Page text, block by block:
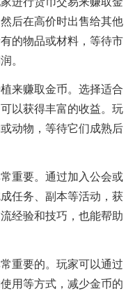
后在高价时出售给其他
的物品或材料，等待市
。
来赚取金币。选择适合
以获得丰富的收益。玩
动物，等待它们成熟后
重要。通过加入公会或
任务、副本等活动，获
经验和技巧，也能帮助
重要的。玩家可以通过
用等方式，减少金币的